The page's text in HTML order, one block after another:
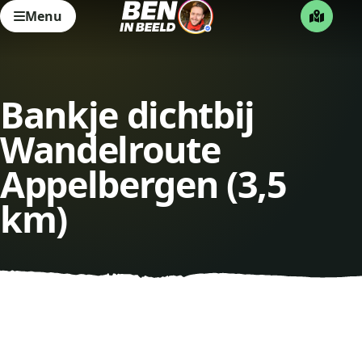
Menu
Bankje dichtbij
Wandelroute
Appelbergen (3,5
km)